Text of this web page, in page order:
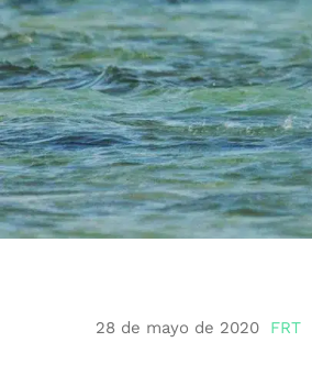
28 de mayo de 2020 FRT